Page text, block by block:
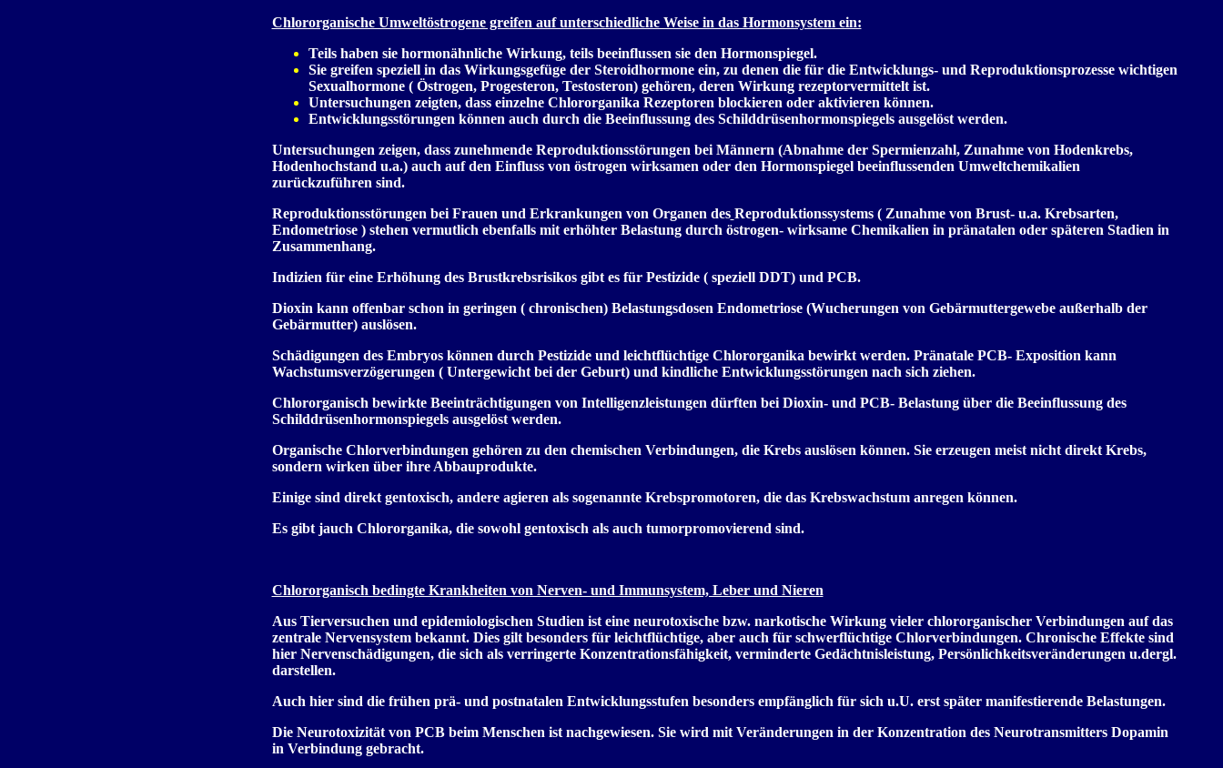
Chlororganische Umweltöstrogene greifen auf unterschiedliche Weise in das Hormonsystem ein:
Teils haben sie hormonähnliche Wirkung, teils beeinflussen sie den Hormonspiegel.
Sie greifen speziell in das Wirkungsgefüge der Steroidhormone ein, zu denen die für die Entwicklungs- und Reproduktionsprozesse wichtigen
Sexualhormone ( Östrogen, Progesteron, Testosteron) gehören, deren Wirkung rezeptorvermittelt ist.
Untersuchungen zeigten, dass einzelne Chlororganika Rezeptoren blockieren oder aktivieren können.
Entwicklungsstörungen können auch durch die Beeinflussung des Schilddrüsenhormonspiegels ausgelöst werden.
Untersuchungen zeigen, dass zunehmende Reproduktionsstörungen bei Männern (Abnahme der Spermienzahl, Zunahme von Hodenkrebs,
Hodenhochstand u.a.) auch auf den Einfluss von östrogen wirksamen oder den Hormonspiegel beeinflussenden Umweltchemikalien
zurückzuführen sind.
Reproduktionsstörungen bei Frauen und Erkrankungen von Organen des Reproduktionssystems ( Zunahme von Brust- u.a. Krebsarten,
Endometriose ) stehen vermutlich ebenfalls mit erhöhter Belastung durch östrogen- wirksame Chemikalien in pränatalen oder späteren Stadien in
Zusammenhang.
Indizien für eine Erhöhung des Brustkrebsrisikos gibt es für Pestizide ( speziell DDT) und PCB.
Dioxin kann offenbar schon in geringen ( chronischen) Belastungsdosen Endometriose (Wucherungen von Gebärmuttergewebe außerhalb der
Gebärmutter) auslösen.
Schädigungen des Embryos können durch Pestizide und leichtflüchtige Chlororganika bewirkt werden. Pränatale PCB- Exposition kann
Wachstumsverzögerungen ( Untergewicht bei der Geburt) und kindliche Entwicklungsstörungen nach sich ziehen.
Chlororganisch bewirkte Beeinträchtigungen von Intelligenzleistungen dürften bei Dioxin- und PCB- Belastung über die Beeinflussung des
Schilddrüsenhormonspiegels ausgelöst werden.
Organische Chlorverbindungen gehören zu den chemischen Verbindungen, die Krebs auslösen können. Sie erzeugen meist nicht direkt Krebs,
sondern wirken über ihre Abbauprodukte.
Einige sind direkt gentoxisch, andere agieren als sogenannte Krebspromotoren, die das Krebswachstum anregen können.
Es gibt jauch Chlororganika, die sowohl gentoxisch als auch tumorpromovierend sind.
Chlororganisch bedingte Krankheiten von Nerven- und Immunsystem, Leber und Nieren
Aus Tierversuchen und epidemiologischen Studien ist eine neurotoxische bzw. narkotische Wirkung vieler chlororganischer Verbindungen auf das
zentrale Nervensystem bekannt. Dies gilt besonders für leichtflüchtige, aber auch für schwerflüchtige Chlorverbindungen. Chronische Effekte sind
hier Nervenschädigungen, die sich als verringerte Konzentrationsfähigkeit, verminderte Gedächtnisleistung, Persönlichkeitsveränderungen u.dergl.
darstellen.
Auch hier sind die frühen prä- und postnatalen Entwicklungsstufen besonders empfänglich für sich u.U. erst später manifestierende Belastungen.
Die Neurotoxizität von PCB beim Menschen ist nachgewiesen. Sie wird mit Veränderungen in der Konzentration des Neurotransmitters Dopamin
in Verbindung gebracht.